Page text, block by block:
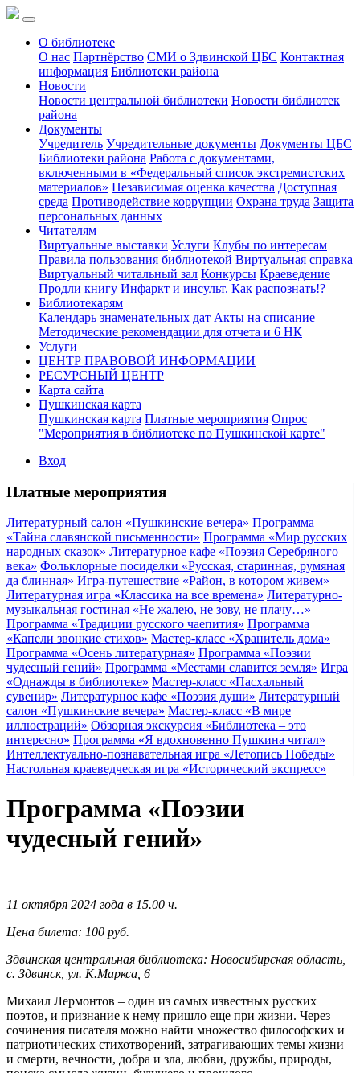
О библиотеке
О нас Партнёрство СМИ о Здвинской ЦБС Контактная
информация Библиотеки района
Новости
Новости центральной библиотеки Новости библиотек
района
Документы
Учредитель Учредительные документы Документы ЦБС
Библиотеки района Работа с документами,
включенными в «Федеральный список экстремистских
материалов» Независимая оценка качества Доступная
среда Противодействие коррупции Охрана труда Защита
персональных данных
Читателям
Виртуальные выставки Услуги Клубы по интересам
Правила пользования библиотекой Виртуальная справка
Виртуальный читальный зал Конкурсы Краеведение
Продли книгу Инфаркт и инсульт. Как распознать!?
Библиотекарям
Календарь знаменательных дат Акты на списание
Методические рекомендации для отчета и 6 НК
Услуги
ЦЕНТР ПРАВОВОЙ ИНФОРМАЦИИ
РЕСУРСНЫЙ ЦЕНТР
Карта сайта
Пушкинская карта
Пушкинская карта Платные мероприятия Опрос
"Мероприятия в библиотеке по Пушкинской карте"
Вход
Платные мероприятия
Литературный салон «Пушкинские вечера» Программа
«Тайна славянской письменности» Программа «Мир русских
народных сказок» Литературное кафе «Поэзия Серебряного
века» Фольклорные посиделки «Русская, старинная, румяная
да блинная» Игра-путешествие «Район, в котором живем»
Литературная игра «Классика на все времена» Литературно-
музыкальная гостиная «Не жалею, не зову, не плачу…»
Программа «Традиции русского чаепития» Программа
«Капели звонкие стихов» Мастер-класс «Хранитель дома»
Программа «Осень литературная» Программа «Поэзии
чудесный гений» Программа «Местами славится земля» Игра
«Однажды в библиотеке» Мастер-класс «Пасхальный
сувенир» Литературное кафе «Поэзия души» Литературный
салон «Пушкинские вечера» Мастер-класс «В мире
иллюстраций» Обзорная экскурсия «Библиотека – это
интересно» Программа «Я вдохновенно Пушкина читал»
Интеллектуально-познавательная игра «Летопись Победы»
Настольная краеведческая игра «Исторический экспресс»
Программа «Поэзии
чудесный гений»
11 октября 2024 года в 15.00 ч.
Цена билета: 100 руб.
Здвинская центральная библиотека: Новосибирская область,
с. Здвинск, ул. К.Маркса, 6
Михаил Лермонтов – один из самых известных русских
поэтов, и признание к нему пришло еще при жизни. Через
сочинения писателя можно найти множество философских и
патриотических стихотворений, затрагивающих темы жизни
и смерти, вечности, добра и зла, любви, дружбы, природы,